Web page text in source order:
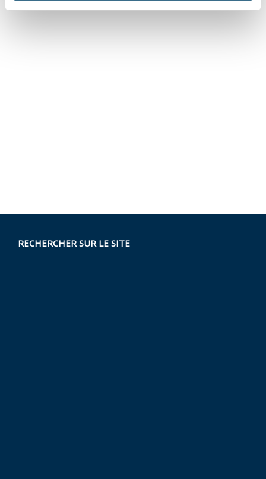
RECHERCHER SUR LE SITE